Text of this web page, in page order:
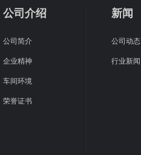
公司介绍
公司简介
企业精神
车间环境
荣誉证书
新闻
公司动态
行业新闻